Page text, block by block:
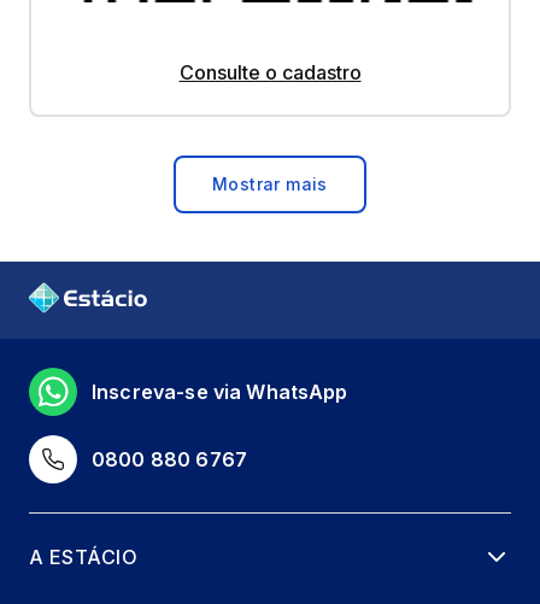
Consulte o cadastro
Mostrar mais
0800 880 6767
Inscreva-se via WhatsApp
A ESTÁCIO